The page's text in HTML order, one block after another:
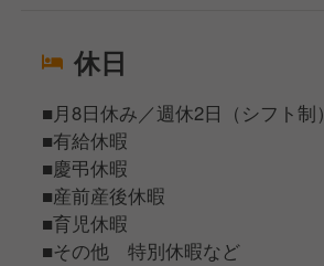
休日
■月8日休み／週休2日（シフト制）
■有給休暇
■慶弔休暇
■産前産後休暇
■育児休暇
■その他 特別休暇など